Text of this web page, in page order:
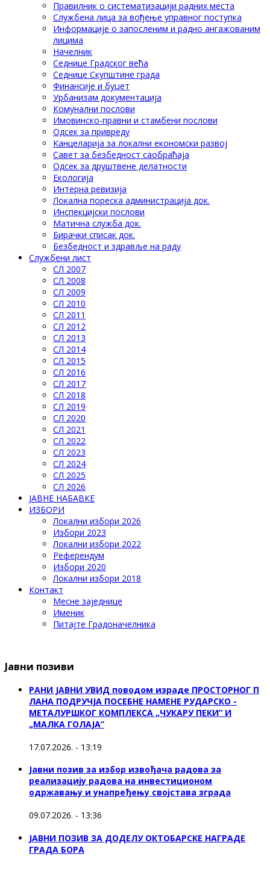
Правилник о систематизацији радних места
Службена лица за вођење управног поступка
Информације о запосленим и радно ангажованим
лицима
Начелник
Седнице Градског већа
Седнице Скупштине града
Финансије и буџет
Урбанизам документација
Комунални послови
Имовинско-правни и стамбени послови
Одсек за привреду
Канцеларија за локални економски развој
Савет за безбедност саобраћаја
Одсек за друштвене делатности
Eкологија
Интерна ревизија
Локална пореска администрација док.
Инспекцијски послови
Матична служба док.
Бирачки списак док.
Безбедност и здравље на раду
Службени лист
СЛ 2007
СЛ 2008
СЛ 2009
СЛ 2010
СЛ 2011
СЛ 2012
СЛ 2013
СЛ 2014
СЛ 2015
СЛ 2016
СЛ 2017
СЛ 2018
СЛ 2019
СЛ 2020
СЛ 2021
СЛ 2022
СЛ 2023
СЛ 2024
СЛ 2025
СЛ 2026
ЈАВНЕ НАБАВКЕ
ИЗБОРИ
Локални избори 2026
Избори 2023
Локални избори 2022
Референдум
Избори 2020
Локални избори 2018
Контакт
Месне заједнице
Именик
Питајте Градоначелника
Јавни позиви
РАНИ ЈАВНИ УВИД поводом израде ПРОСТОРНОГ П
ЛАНА ПОДРУЧЈА ПОСЕБНЕ НАМЕНЕ РУДАРСКО -
МЕТАЛУРШКОГ КОМПЛЕКСА „ЧУКАРУ ПЕКИ” И
„МАЛКА ГОЛАЈА”
17.07.2026. - 13:19
Јавни позив за избор извођача радова за
реализацију радова на инвестиционом
одржавању и унапређењу својстава зграда
09.07.2026. - 13:36
ЈАВНИ ПОЗИВ ЗА ДОДЕЛУ ОКТOБАРСКЕ НАГРАДЕ
ГРАДА БОРА